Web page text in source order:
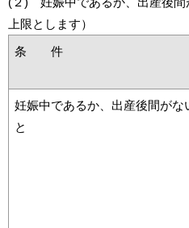
上限とします）
条 件
妊娠中であるか、出産後間がな
と